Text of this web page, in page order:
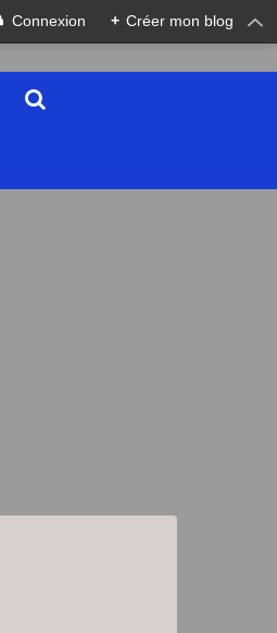
Connexion + Créer mon blog